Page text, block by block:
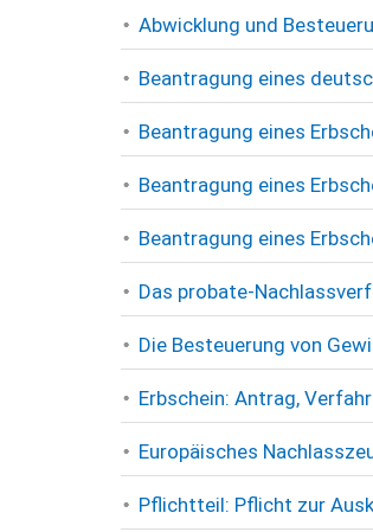
Abwicklung und
Beantragung eines
Beantragung eines
Beantragung eines
Beantragung eines
Das probate-
Die Besteuerung von
Erbschein: Antrag,
Europäisches
Pflichtteil: Pflicht zur